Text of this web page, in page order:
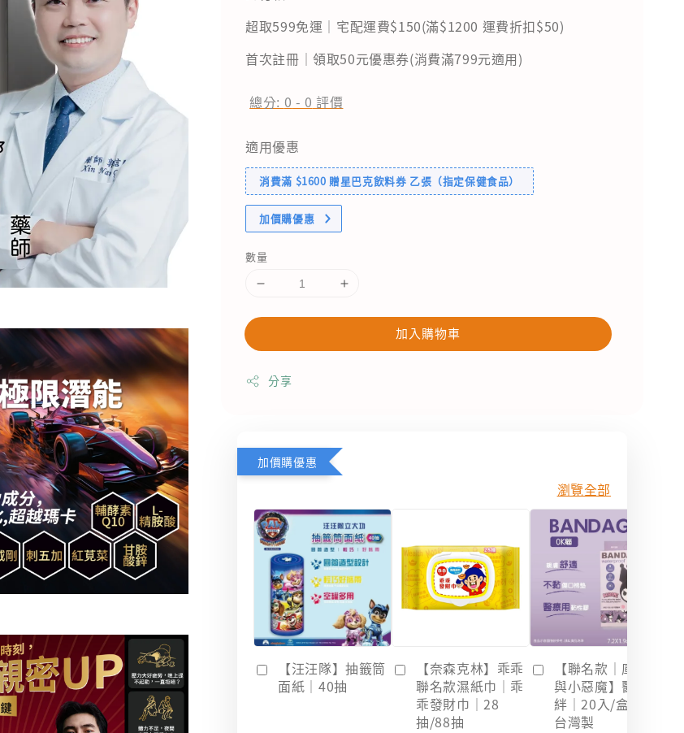
超取599免運｜宅配運費$150(滿$1200 運費折扣$50)
首次註冊｜領取50元優惠券(消費滿799元適用)
總分: 0 - 0 評價
適用優惠
消費滿 $1600 贈星巴克飲料券 乙張（指定保健食品）
加價購優惠
數量
加入購物車
分享
加價購優惠
瀏覽全部
【汪汪隊】抽籤筒
面紙｜40抽
【奈森克林】乖乖
聯名款濕紙巾｜乖
乖發財巾｜28
抽/88抽
【聯名款｜庫洛米
與小惡魔】醫療OK
絆｜20入/盒裝｜
台灣製